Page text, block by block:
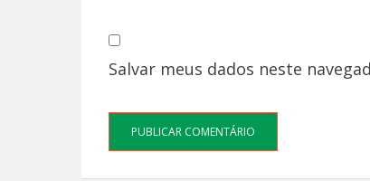
Salvar meus dados neste